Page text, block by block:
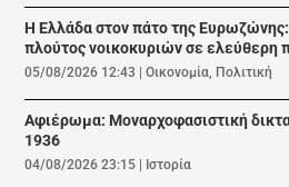
Η Ελλάδα στον πάτο της
πλούτος νοικοκυριών σε ελεύθερη
05/08/2026 12:43 |Οικονομία, Πολιτική
Αφιέρωμα: Mοναρχοφασιστική
1936
04/08/2026 23:15 Ιστορία